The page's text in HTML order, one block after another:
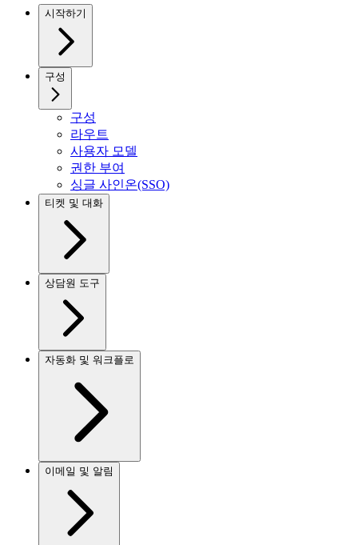
시작하기
구성
구성
라우트
사용자 모델
권한 부여
싱글 사인온(SSO)
티켓 및 대화
상담원 도구
자동화 및 워크플로
이메일 및 알림